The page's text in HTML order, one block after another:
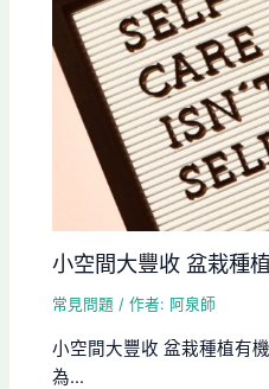
小空間大豐收 盆栽種
常見問題 / 作者: 阿泉師
小空間大豐收 盆栽種植有
為...